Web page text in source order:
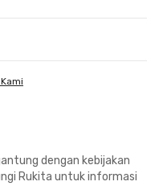
dengan kebijakan
Rukita untuk informasi